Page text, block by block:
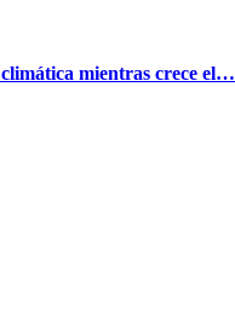
mientras crece el…